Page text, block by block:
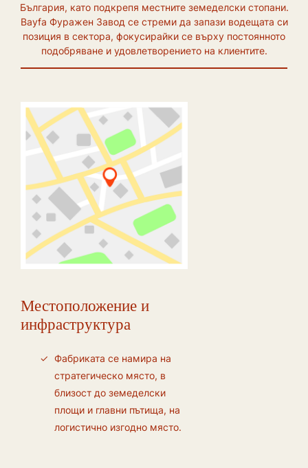
България, като подкрепя местните земеделски стопани.
Bayfa Фуражен Завод се стреми да запази водещата си
позиция в сектора, фокусирайки се върху постоянното
подобряване и удовлетворението на клиентите.
Местоположение и
инфраструктура
Фабриката се намира на
стратегическо място, в
близост до земеделски
площи и главни пътища, на
логистично изгодно място.